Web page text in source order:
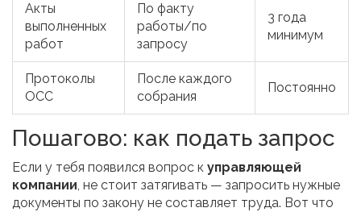
Акты
выполненных
работ
По факту
работы/по
запросу
3 года
минимум
Протоколы
ОСС
После каждого
собрания
Постоянно
Пошагово: как подать запрос
Если у тебя появился вопрос к управляющей
компании, не стоит затягивать — запросить нужные
документы по закону не составляет труда. Вот что